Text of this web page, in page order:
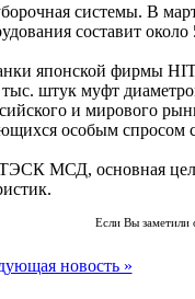
системы. В
составит
японской фирмы
штук муфт
и мирового
особым
МСД, основная
Если Вы заметили
новость »